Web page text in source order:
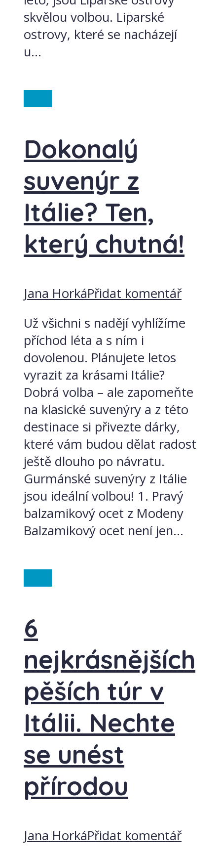
skvělou volbou. Liparské
ostrovy, které se nacházejí
u...
Dokonalý
suvenýr z
Itálie? Ten,
který chutná!
Jana HorkáPřidat komentář
Už všichni s nadějí vyhlížíme
příchod léta a s ním i
dovolenou. Plánujete letos
vyrazit za krásami Itálie?
Dobrá volba – ale zapomeňte
na klasické suvenýry a z této
destinace si přivezte dárky,
které vám budou dělat radost
ještě dlouho po návratu.
Gurmánské suvenýry z Itálie
jsou ideální volbou! 1. Pravý
balzamikový ocet z Modeny
Balzamikový ocet není jen...
6
nejkrásnějších
pěších túr v
Itálii. Nechte
se unést
přírodou
Jana HorkáPřidat komentář